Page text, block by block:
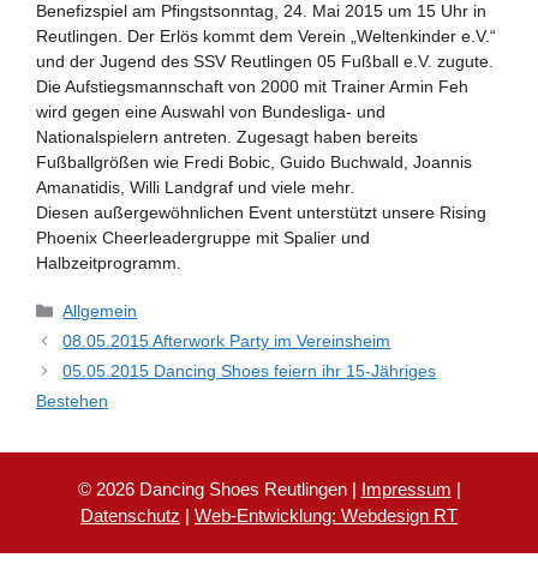
Benefizspiel am Pfingstsonntag, 24. Mai 2015 um 15 Uhr in
Reutlingen. Der Erlös kommt dem Verein „Weltenkinder e.V.“
und der Jugend des SSV Reutlingen 05 Fußball e.V. zugute.
Die Aufstiegsmannschaft von 2000 mit Trainer Armin Feh
wird gegen eine Auswahl von Bundesliga- und
Nationalspielern antreten. Zugesagt haben bereits
Fußballgrößen wie Fredi Bobic, Guido Buchwald, Joannis
Amanatidis, Willi Landgraf und viele mehr.
Diesen außergewöhnlichen Event unterstützt unsere Rising
Phoenix Cheerleadergruppe mit Spalier und
Halbzeitprogramm.
Kategorien
Allgemein
08.05.2015 Afterwork Party im Vereinsheim
05.05.2015 Dancing Shoes feiern ihr 15-Jähriges
Bestehen
© 2026 Dancing Shoes Reutlingen | Impressum |
Datenschutz | Web-Entwicklung: Webdesign RT